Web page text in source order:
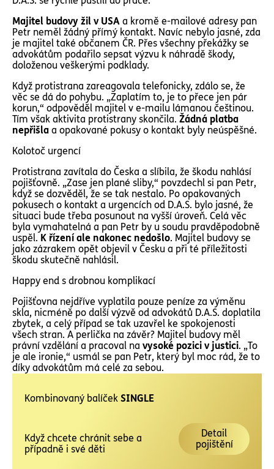
Majitel budovy žil v USA a kromě e-mailové adresy pan
Petr neměl žádný přímý kontakt. Navíc nebylo jasné, zda
je majitel také občanem ČR. Přes všechny překážky se
advokátům podařilo sepsat výzvu k náhradě škody,
doloženou veškerými podklady.
Když protistrana zareagovala telefonicky, zdálo se, že
věc se dá do pohybu. „Zaplatím to, je to přece jen pár
korun,“ odpověděl majitel v e-mailu lámanou češtinou.
Tím však aktivita protistrany skončila. Žádná platba
nepřišla a opakované pokusy o kontakt byly neúspěšné.
Kolotoč urgencí
Protistrana zavítala do Česka a slíbila, že škodu nahlásí
pojišťovně. „Zase jen plané sliby,“ povzdechl si pan Petr,
když se dozvěděl, že se tak nestalo. Po opakovaných
pokusech o kontakt a urgencích od D.A.S. bylo jasné, že
situaci bude třeba posunout na vyšší úroveň. Celá věc
byla vymahatelná a pan Petr by u soudu pravděpodobně
uspěl. K řízení ale nakonec nedošlo. Majitel budovy se
jako zázrakem opět objevil v Česku a při té příležitosti
škodu skutečně nahlásil.
Happy end s drobnou komplikací
Pojišťovna nejdříve vyplatila pouze peníze za výměnu
skla, nicméně po další výzvě od advokátů D.A.S. doplatila
zbytek, a celý případ se tak uzavřel ke spokojenosti
všech stran. A perlička na závěr? Majitel budovy měl
právní vzdělání a pracoval na vysoké pozici v justici. „To
je ale ironie,“ usmál se pan Petr, který byl moc rád, že to
díky advokátům má celé za sebou.
Kombinovaný balíček SINGLE
Když chcete chránit sebe a
případně i své děti
Detail
pojištění